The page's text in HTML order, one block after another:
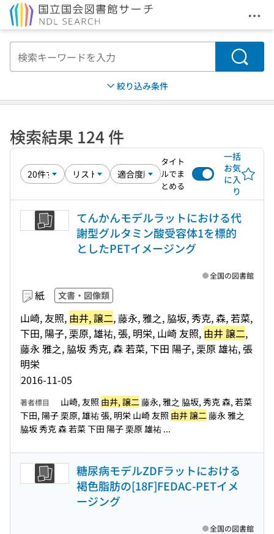
メ
検索
絞り込み条件
検索結果 124 件
タイト
ルでま
とめる
一括
お気
に入
り
てんかんモデルラットにおける代
謝型グルタミン酸受容体1を標的
としたPETイメージング
紙 文書・図像類
山崎, 友照, 由井, 譲二, 藤永, 雅之, 脇坂, 秀克, 森, 若菜,
下田, 陽子, 栗原, 雄祐, 張, 明栄, 山崎 友照, 由井 譲二,
藤永 雅之, 脇坂 秀克, 森 若菜, 下田 陽子, 栗原 雄祐, 張
明栄
2016-11-05
全国の図書館
著者標目 山崎, 友照 由井, 譲二藤永, 雅之 脇坂, 秀克 森, 若菜
下田, 陽子 栗原, 雄祐 張, 明栄 山崎 友照 由井 譲二藤永 雅之
脇坂 秀克 森 若菜 下田 陽子 栗原 雄祐 ...
糖尿病モデルZDFラットにおける
褐色脂肪の[18F]FEDAC-PETイメ
ージング
全国の図書館